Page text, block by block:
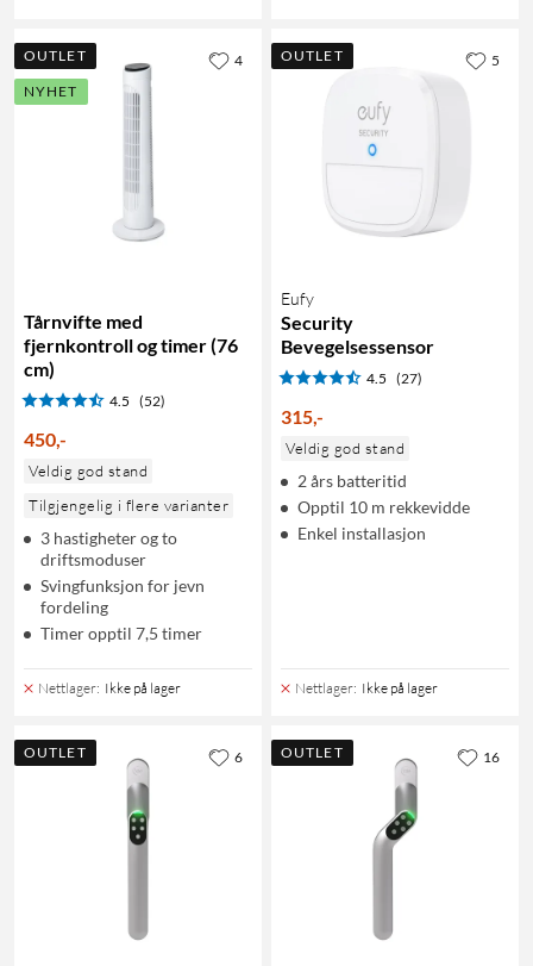
OUTLET
NYHET
Tårnvifte med
fjernkontroll og timer (76
cm)
4.5 (52)
450,-
Veldig god stand
Tilgjengelig i flere varianter
3 hastigheter og to
driftsmoduser
Svingfunksjon for jevn
fordeling
Timer opptil 7,5 timer
Nettlager: Ikke på lager
4 OUTLET
Eufy
Security
Bevegelsessensor
4.5 (27)
315,-
Veldig god stand
2 års batteritid
Opptil 10 m rekkevidde
Enkel installasjon
Nettlager: Ikke på lager
5
OUTLET 6 OUTLET 16